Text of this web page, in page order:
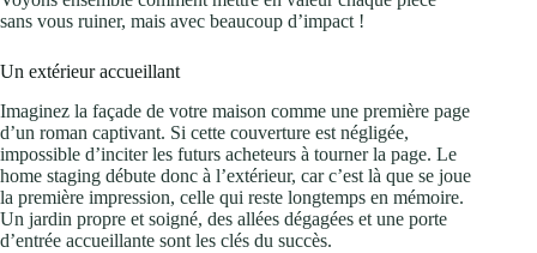
sans vous ruiner, mais avec beaucoup d’impact !
Un extérieur accueillant
Imaginez la façade de votre maison comme une première page
d’un roman captivant. Si cette couverture est négligée,
impossible d’inciter les futurs acheteurs à tourner la page. Le
home staging débute donc à l’extérieur, car c’est là que se joue
la première impression, celle qui reste longtemps en mémoire.
Un jardin propre et soigné, des allées dégagées et une porte
d’entrée accueillante sont les clés du succès.